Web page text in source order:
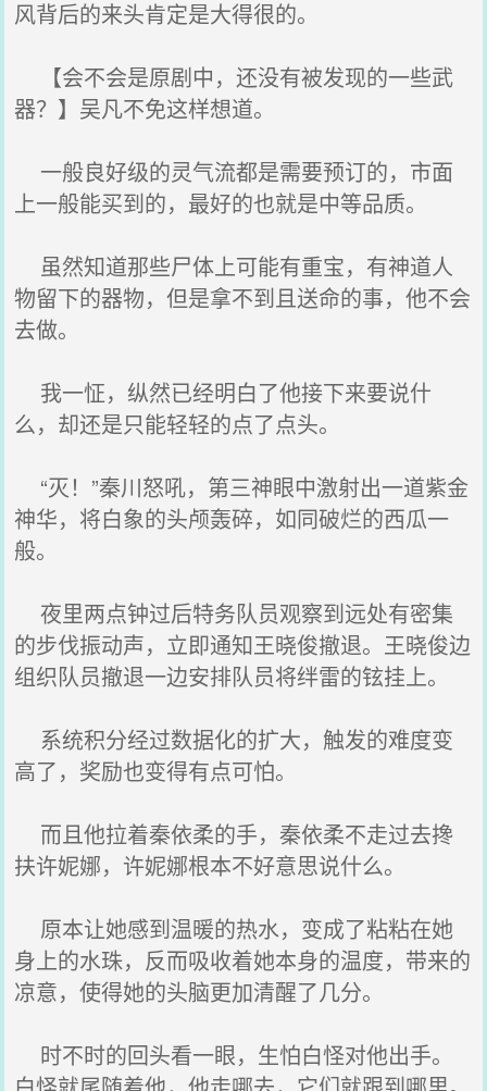
风背后的来头肯定是大得很的。
【会不会是原剧中，还没有被发现的一些武
器？】吴凡不免这样想道。
一般良好级的灵气流都是需要预订的，市面
上一般能买到的，最好的也就是中等品质。
虽然知道那些尸体上可能有重宝，有神道人
物留下的器物，但是拿不到且送命的事，他不会
去做。
我一怔，纵然已经明白了他接下来要说什
么，却还是只能轻轻的点了点头。
“灭！”秦川怒吼，第三神眼中激射出一道紫金
神华，将白象的头颅轰碎，如同破烂的西瓜一
般。
夜里两点钟过后特务队员观察到远处有密集
的步伐振动声，立即通知王晓俊撤退。王晓俊边
组织队员撤退一边安排队员将绊雷的铉挂上。
系统积分经过数据化的扩大，触发的难度变
高了，奖励也变得有点可怕。
而且他拉着秦依柔的手，秦依柔不走过去搀
扶许妮娜，许妮娜根本不好意思说什么。
原本让她感到温暖的热水，变成了粘粘在她
身上的水珠，反而吸收着她本身的温度，带来的
凉意，使得她的头脑更加清醒了几分。
时不时的回头看一眼，生怕白怪对他出手。